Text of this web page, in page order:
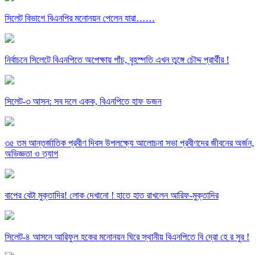
সিলেট বিভাগে বিএনপির মনোনয়ন পেলেন যারা……
নির্বাচনে সিলেটে বিএনপিতে অপেক্ষায় পাঁচ, বৃহস্পতি এখন তুঙ্গে চৌদ্দ প্রার্থীর !
সিলেট-৩ আসন: সব দলে একক, বিএনপিতে হাফ ডজন
৩৫ তম আন্তর্জাতিক প্রবীণ দিবস উপলক্ষ্যে আলোচনা সভা প্রবীণদের জীবনের অর্জন,
অভিজ্ঞতা ও ত্যাগ
বাপের বেটা মুক্তাদির! লোক দেখানো ! হাতে হাত রাখলেন আরিফ-মুক্তাদির
সিলেট-৪ আসনে আরিফুল হকের মনোনয়ন ঘিরে স্থানীয় বিএনপিতে বি দ্রো হে র সুর !